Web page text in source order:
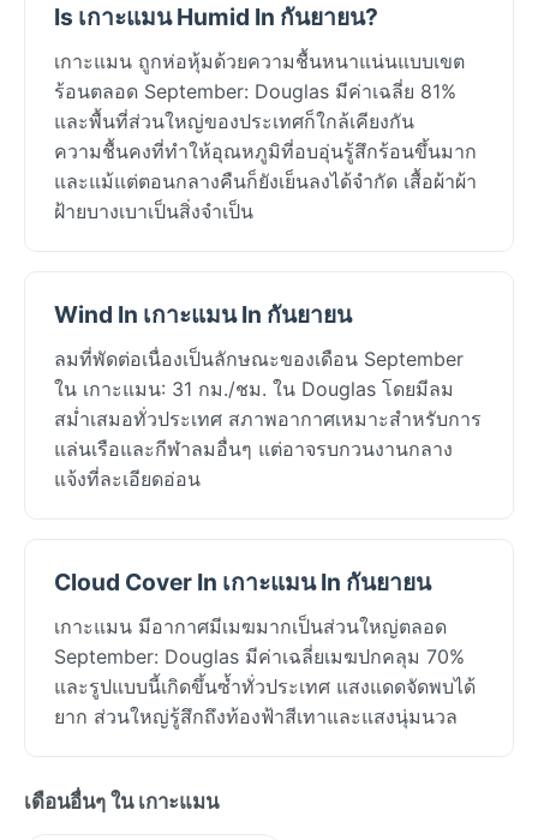
Is เกาะแมน Humid In กันยายน?
เกาะแมน ถูกห่อหุ้มด้วยความชื้นหนาแน่นแบบเขต
ร้อนตลอด September: Douglas มีค่าเฉลี่ย 81%
และพื้นที่ส่วนใหญ่ของประเทศก็ใกล้เคียงกัน
ความชื้นคงที่ทำให้อุณหภูมิที่อบอุ่นรู้สึกร้อนขึ้นมาก
และแม้แต่ตอนกลางคืนก็ยังเย็นลงได้จำกัด เสื้อผ้าผ้า
ฝ้ายบางเบาเป็นสิ่งจำเป็น
Wind In เกาะแมน In กันยายน
ลมที่พัดต่อเนื่องเป็นลักษณะของเดือน September
ใน เกาะแมน: 31 กม./ชม. ใน Douglas โดยมีลม
สม่ำเสมอทั่วประเทศ สภาพอากาศเหมาะสำหรับการ
แล่นเรือและกีฬาลมอื่นๆ แต่อาจรบกวนงานกลาง
แจ้งที่ละเอียดอ่อน
Cloud Cover In เกาะแมน In กันยายน
เกาะแมน มีอากาศมีเมฆมากเป็นส่วนใหญ่ตลอด
September: Douglas มีค่าเฉลี่ยเมฆปกคลุม 70%
และรูปแบบนี้เกิดขึ้นซ้ำทั่วประเทศ แสงแดดจัดพบได้
ยาก ส่วนใหญ่รู้สึกถึงท้องฟ้าสีเทาและแสงนุ่มนวล
เดือนอื่นๆ ใน เกาะแมน